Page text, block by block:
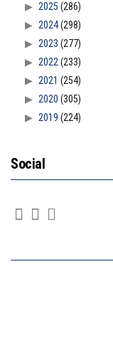
2025 (286)
2024(298)
2023 (277)
2022(233)
2021 (254)
2020 (305)
2019 (224)
Social